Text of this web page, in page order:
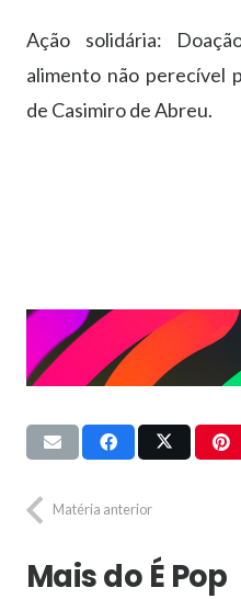
Ação solidária:
alimento não perecível
de Casimiro de Abreu.
Matéria anterior
Mais do É Pop